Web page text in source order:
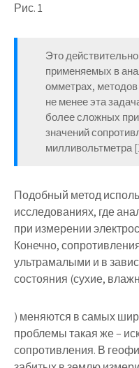
Рис. 1
Это
применяемых в
омметрах,
не менее эта
более сложных
значений
милливольтметра
Подобный метод
исследованиях, где
при измерении
Конечно,
ультрамалыми и в
состояния (сухие,
) меняются в самых
проблемы такая же –
сопротивления. В